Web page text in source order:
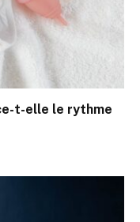
t-elle le rythme